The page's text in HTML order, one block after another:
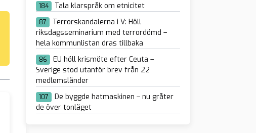
184 Tala klarspråk om etnicitet
87
Terrorskandalerna i V: Höll
riksdagsseminarium med terrordömd –
hela kommunlistan dras tillbaka
86
EU höll krismöte efter Ceuta –
Sverige stod utanför brev från 22
medlemsländer
107
De byggde hatmaskinen – nu gråter
de över tonläget